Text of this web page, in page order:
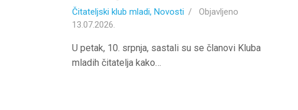
Čitateljski klub mladi, Novosti
Objavljeno
13.07.2026.
U petak, 10. srpnja, sastali su se članovi Kluba
mladih čitatelja kako…